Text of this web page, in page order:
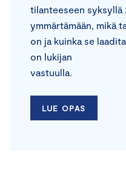
tilanteeseen syksyllä
ymmärtämään, mikä
on ja kuinka se
on lukijan
vastuulla.
LUE OPAS